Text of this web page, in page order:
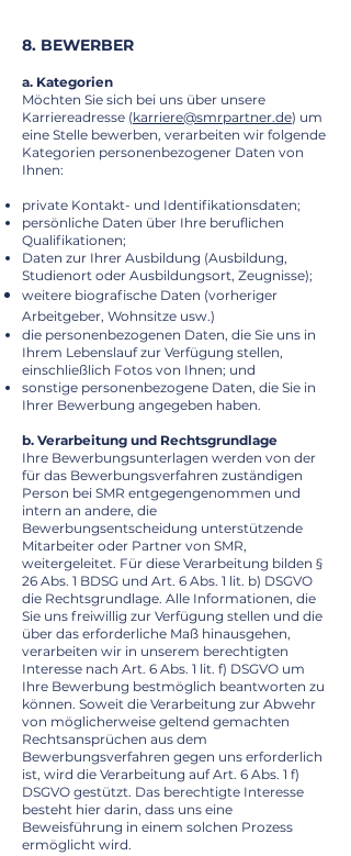
8. BEWERBER
a. Kategorien
Möchten Sie sich bei uns über unsere
Karriereadresse (karriere@smrpartner.de) um
eine Stelle bewerben, verarbeiten wir folgende
Kategorien personenbezogener Daten von
Ihnen:
private Kontakt- und Identifikationsdaten;
persönliche Daten über Ihre beruflichen
Qualifikationen;
Daten zur Ihrer Ausbildung (Ausbildung,
Studienort oder Ausbildungsort, Zeugnisse);
weitere biografische Daten (vorheriger
Arbeitgeber, Wohnsitze usw.)
die personenbezogenen Daten, die Sie uns in
Ihrem Lebenslauf zur Verfügung stellen,
einschließlich Fotos von Ihnen; und
sonstige personenbezogene Daten, die Sie in
Ihrer Bewerbung angegeben haben.
b. Verarbeitung und Rechtsgrundlage
Ihre Bewerbungsunterlagen werden von der
für das Bewerbungsverfahren zuständigen
Person bei SMR entgegengenommen und
intern an andere, die
Bewerbungsentscheidung unterstützende
Mitarbeiter oder Partner von SMR,
weitergeleitet. Für diese Verarbeitung bilden §
26 Abs. 1 BDSG und Art. 6 Abs. 1 lit. b) DSGVO
die Rechtsgrundlage. Alle Informationen, die
Sie uns freiwillig zur Verfügung stellen und die
über das erforderliche Maß hinausgehen,
verarbeiten wir in unserem berechtigten
Interesse nach Art. 6 Abs. 1 lit. f) DSGVO um
Ihre Bewerbung bestmöglich beantworten zu
können. Soweit die Verarbeitung zur Abwehr
von möglicherweise geltend gemachten
Rechtsansprüchen aus dem
Bewerbungsverfahren gegen uns erforderlich
ist, wird die Verarbeitung auf Art. 6 Abs. 1 f)
DSGVO gestützt. Das berechtigte Interesse
besteht hier darin, dass uns eine
Beweisführung in einem solchen Prozess
ermöglicht wird.